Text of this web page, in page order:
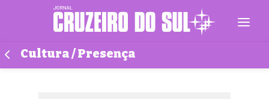
Cultura / Presença